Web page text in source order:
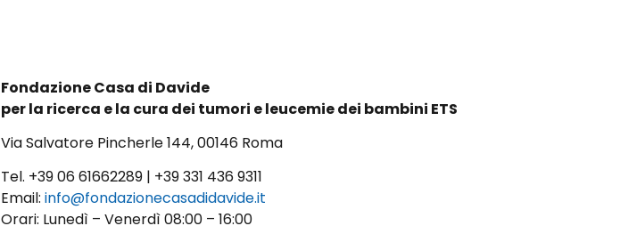
Fondazione Casa di Davide
per la ricerca e la cura dei tumori e leucemie dei bambini ETS
Via Salvatore Pincherle 144, 00146 Roma
Tel. +39 06 61662289 | +39 331 436 9311
Email: info@fondazionecasadidavide.it
Orari: Lunedì – Venerdì 08:00 – 16:00